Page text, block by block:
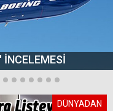
DÜNYADAN